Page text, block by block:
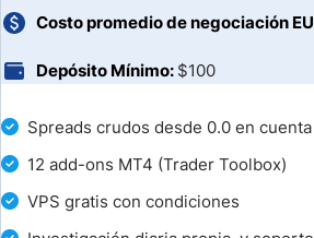
También Te Puede Interesar:
Spreads crudos desde 0.0 en cuenta
12 add-ons MT4 (Trader Toolbox)
VPS gratis con condiciones
Costo promedio de negociación
Depósito Mínimo: $100